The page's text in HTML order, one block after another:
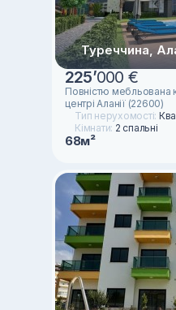
Туреччина,
225’000 €
Повністю мебльована
центрі Аланії (22600)
Тип нерухомості:
Кімнати: 2 спальні
68м²